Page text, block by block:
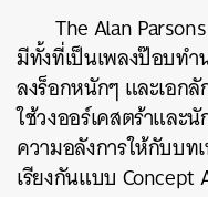
The Alan
มีทั้งที่เป็นเพลงป๊อบทำ
ลงร็อกหนักๆ และเอ
ใช้วงออร์เคสตร้าและ
ความอลังการให้กับบท
เรียงกันแบบ